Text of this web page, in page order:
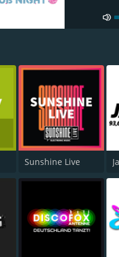
Sunshine Live